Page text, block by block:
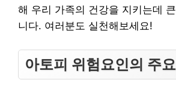
해 우리 가족의 건강을 지키는데
니다. 여러분도 실천해보세요!
아토피 위험요인의 주